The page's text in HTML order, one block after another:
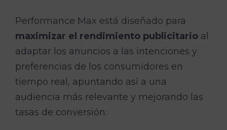
Performance Max está diseñado para
maximizar el rendimiento publicitario al
adaptar los anuncios a las intenciones y
preferencias de los consumidores en
tiempo real, apuntando así a una
audiencia más relevante y mejorando las
tasas de conversión.